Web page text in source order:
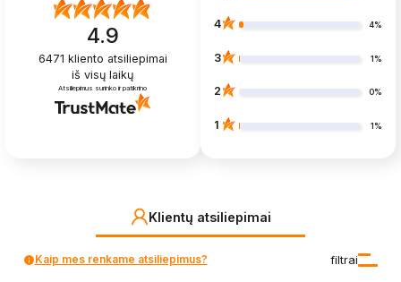
4.9
6471 kliento atsiliepimai
iš visų laikų
Atsiliepimus surinko ir patikrino
4 4%
3 1%
2 0%
1 1%
Klientų atsiliepimai
filtrai
Kaip mes renkame atsiliepimus?